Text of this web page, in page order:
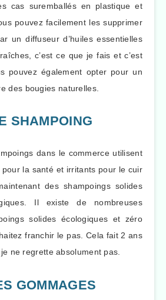
cas suremballés en plastique et
pouvez facilement les supprimer
un diffuseur d’huiles essentielles
c’est ce que je fais et c’est
pouvez également opter pour un
des bougies naturelles.
SHAMPOING
dans le commerce utilisent
la santé et irritants pour le cuir
des shampoings solides
Il existe de nombreuses
solides écologiques et zéro
franchir le pas. Cela fait 2 ans
ne regrette absolument pas.
GOMMAGES